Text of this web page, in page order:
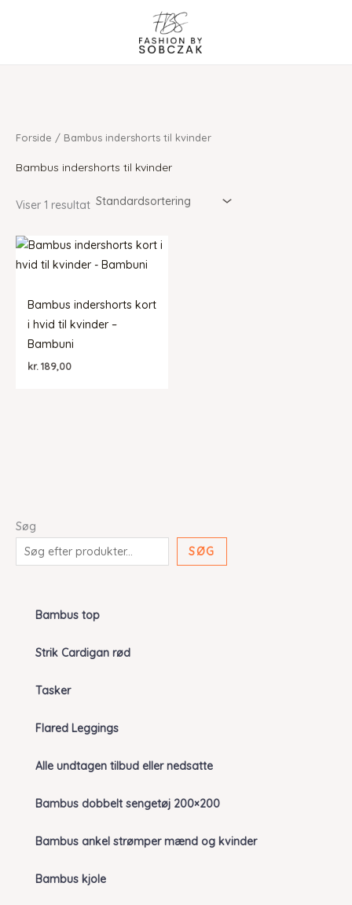
Søg
SØG
Bambus top
Strik Cardigan rød
Tasker
Flared Leggings
Alle undtagen tilbud eller nedsatte
Bambus dobbelt sengetøj 200×200
Bambus ankel strømper mænd og kvinder
Bambus kjole
Forside / Bambus indershorts til kvinder
Bambus indershorts til kvinder
Viser 1 resultat
Bambus indershorts kort
i hvid til kvinder –
Bambuni
kr. 189,00